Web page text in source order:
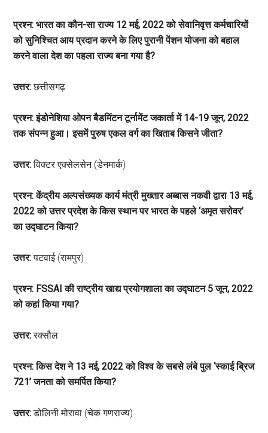
प्रश्न: भारत का कौन-सा राज्य 12 मई, 2022 को सेवानिवृत्त कर्मचारियों
को सुनिश्चित आय प्रदान करने के लिए पुरानी पेंशन योजना को बहाल
करने वाला देश का पहला राज्य बना गया है?
उत्तर:छत्तीसगढ़
प्रश्न: इंडोनेशिया ओपन बैडमिंटन टूर्नामेंट जकार्ता में 14-19 जून, 2022
तक संपन्न हुआ। इसमें पुरुष एकल वर्ग का खिताब किसने जीता?
उत्तर:विक्टर एक्सेलसेन (डेनमार्क)
प्रश्न: केंद्रीय अल्पसंख्यक कार्य मंत्री मुख्तार अब्बास नकवी द्वारा 13 मई,
2022 को उत्तर प्रदेश के किस स्थान पर भारत के पहले ‘अमृत सरोवर’
का उद्घाटन किया?
उत्तर:पटवाई (रामपुर)
प्रश्न: FSSAI की राष्ट्रीय खाद्य प्रयोगशाला का उद्घाटन 5 जून, 2022
को कहां किया गया?
उत्तर:रक्सौल
प्रश्न: किस देश ने 13 मई, 2022 को विश्व के सबसे लंबे पुल ‘स्काई ब्रिज
721’ जनता को समर्पित किया?
उत्तर:डोलिनी मोरावा (चेक गणराज्य)